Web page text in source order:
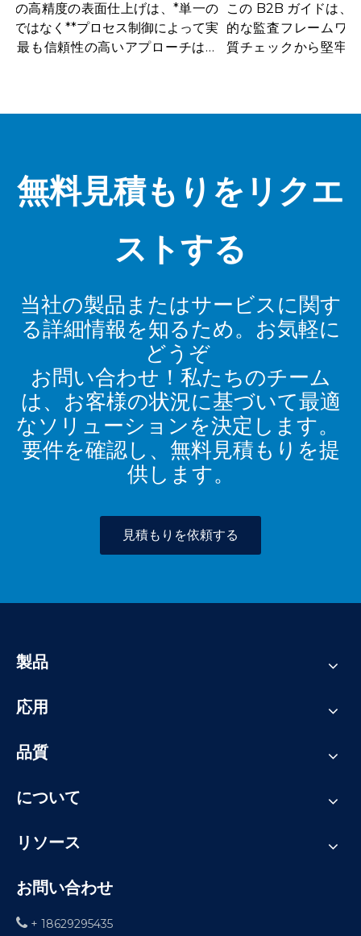
高精度の表面仕上げは、*単一の
はなく**プロセス制御によって実
も信頼性の高いアプローチは、
この B2B ガイドは、チ
的な監査フレームワー
質チェックから堅牢な
無料見積もりをリクエ
ストする
当社の製品またはサービスに関す
る詳細情報を知るため。お気軽に
どうぞ
お問い合わせ！私たちのチーム
は、お客様の状況に基づいて最適
なソリューションを決定します。
要件を確認し、無料見積もりを提
供します。
見積もりを依頼する
製品
応用
品質
について
リソース
お問い合わせ
 + 18629295435